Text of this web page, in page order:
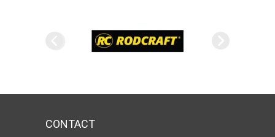
CONTACT